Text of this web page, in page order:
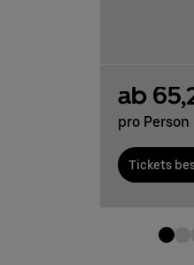
ab
pro Person
Tickets